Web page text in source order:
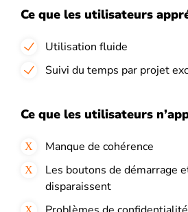
Ce que les utilisateurs
Utilisation fluide
Suivi du temps par projet
Ce que les utilisateurs
Manque de cohérence
Les boutons de démarrage
disparaissent